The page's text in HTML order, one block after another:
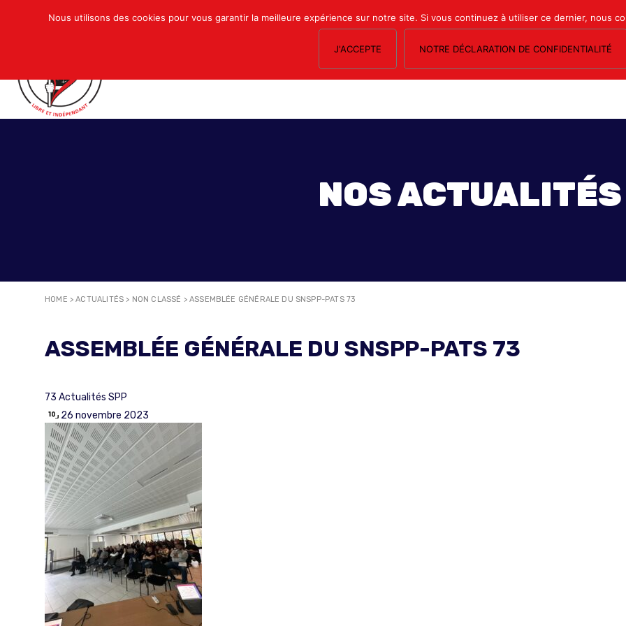
NOS SECTIONS LE MAGAZINE ESPACE ADHÉRENTS FORMATION
NOS ACTUALITÉS
HOME >ACTUALITÉS > NON CLASSÉ > ASSEMBLÉE GÉNÉRALE DU SNSPP-PATS 73
ASSEMBLÉE GÉNÉRALE DU SNSPP-PATS 73
73 Actualités SPP
26 novembre 2023
Nous utilisons des cookies pour vous garantir la meilleure expérience sur notre site. Si vous continuez à utiliser ce dernier, nous
J'ACCEPTE NOTRE DÉCLARATION DE CONFIDENTIALITÉ